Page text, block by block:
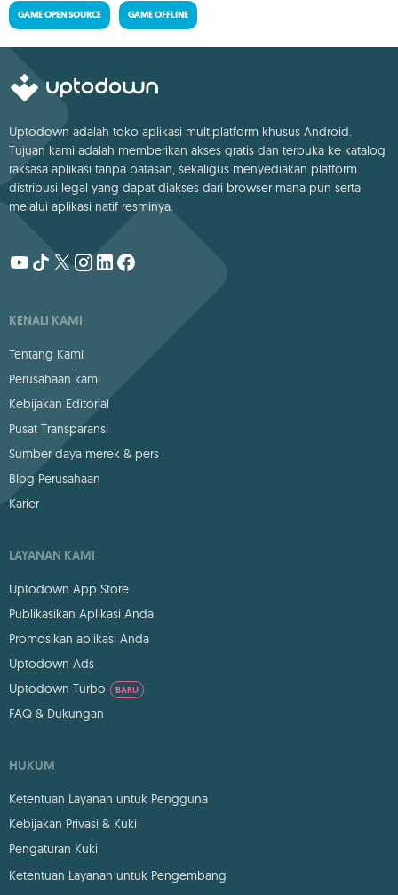
GAME OPEN SOURCE GAME OFFLINE
Uptodown adalah toko aplikasi multiplatform khusus Android.
Tujuan kami adalah memberikan akses gratis dan terbuka ke katalog
raksasa aplikasi tanpa batasan, sekaligus menyediakan platform
distribusi legal yang dapat diakses dari browser mana pun serta
melalui aplikasi natif resminya.
KENALI KAMI
Tentang Kami
Perusahaan kami
Kebijakan Editorial
Pusat Transparansi
Sumber daya merek & pers
Blog Perusahaan
Karier
LAYANAN KAMI
Uptodown App Store
Publikasikan Aplikasi Anda
Promosikan aplikasi Anda
Uptodown Ads
Uptodown Turbo
BARU
FAQ & Dukungan
HUKUM
Ketentuan Layanan untuk Pengguna
Kebijakan Privasi & Kuki
Pengaturan Kuki
Ketentuan Layanan untuk Pengembang